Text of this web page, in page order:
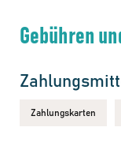
Gebühren
Zahlungskarten